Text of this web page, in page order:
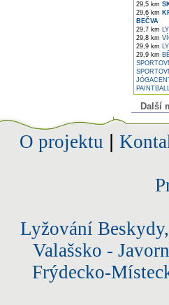
29,5 km
29,6 km
BEČVA
29,7 km
29,8 km
29,9 km
29,9 km
Další
O projektu
Lyžování
Valašsko -
Frýdecko-